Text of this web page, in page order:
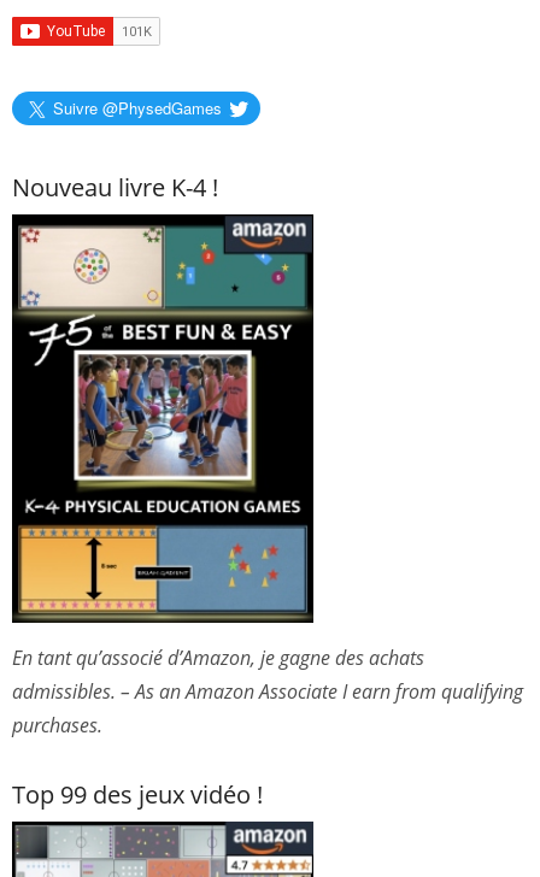
Suivre @PhysedGames
Nouveau livre K-4 !
En tant qu’associé d’Amazon, je gagne des achats
admissibles. – As an Amazon Associate I earn from qualifying
purchases.
Top 99 des jeux vidéo !